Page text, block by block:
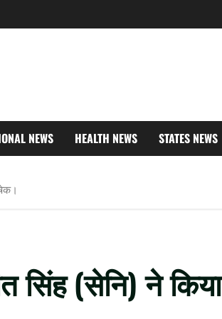
NEWS HEALTH NEWS STATES NEWS
सिंह (सेनि) ने किया